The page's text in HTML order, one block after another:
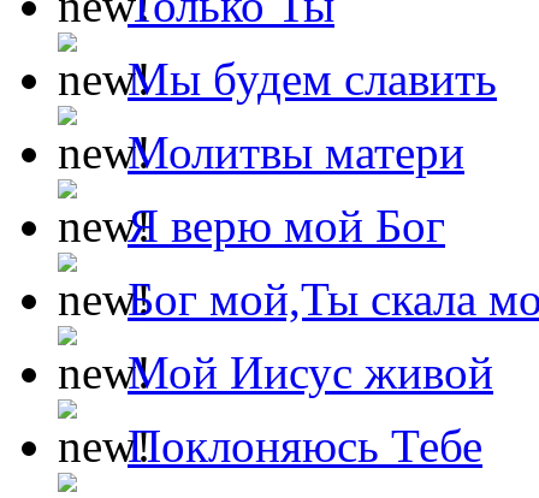
Мы будем славить
Молитвы матери
Я верю мой Бог
Бог мой,Ты скала
Мой Иисус живой
Поклоняюсь Тебе